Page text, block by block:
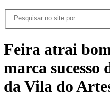
Feira atrai
marca
da Vila do